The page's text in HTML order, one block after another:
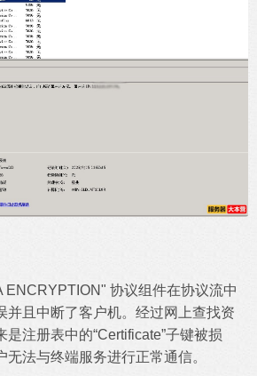
ENCRYPTION" 协议组件在协议流中
并且中断了客户机。经过网上查找资
是注册表中的“Certificate”子键被损
无法与终端服务进行正常通信。